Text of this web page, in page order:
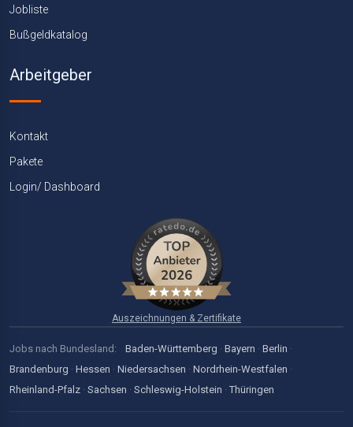
Jobliste
Bußgeldkatalog
Arbeitgeber
Kontakt
Pakete
Login/ Dashboard
Auszeichnungen & Zertifikate
Jobs nach Bundesland: Baden-Württemberg · Bayern · Berlin ·
Brandenburg · Hessen · Niedersachsen · Nordrhein-Westfalen ·
Rheinland-Pfalz · Sachsen · Schleswig-Holstein · Thüringen